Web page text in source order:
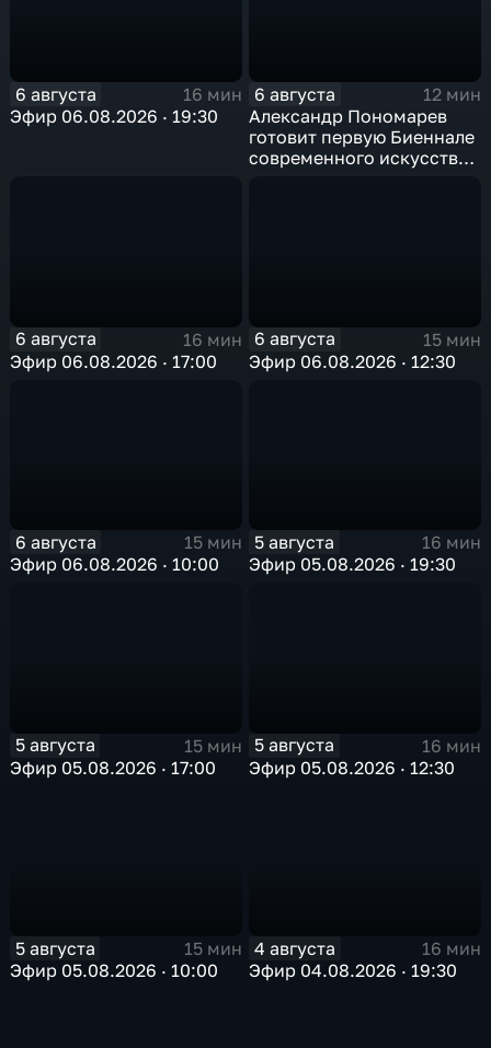
6 августа
16 мин
Эфир 06.08.2026 · 19:30
6 августа
12 мин
Александр Пономарев
готовит первую Биеннале
современного искусства
6 августа
16 мин
Эфир 06.08.2026 · 17:00
6 августа
15 мин
Эфир 06.08.2026 · 12:30
6 августа
15 мин
Эфир 06.08.2026 · 10:00
5 августа
16 мин
Эфир 05.08.2026 · 19:30
5 августа
15 мин
Эфир 05.08.2026 · 17:00
5 августа
16 мин
Эфир 05.08.2026 · 12:30
5 августа
15 мин
Эфир 05.08.2026 · 10:00
4 августа
16 мин
Эфир 04.08.2026 · 19:30